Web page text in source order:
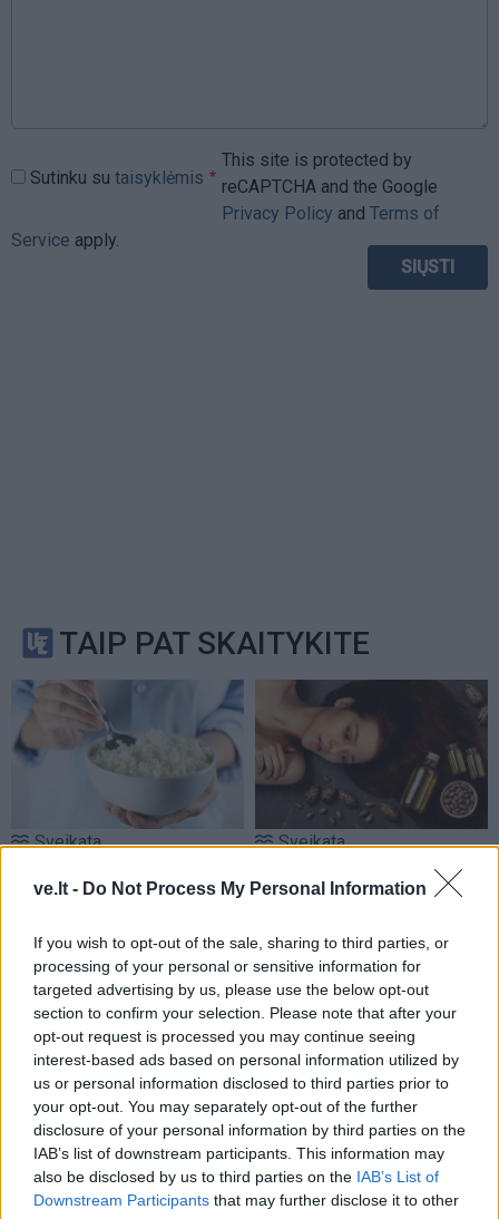
ve.lt - Do Not Process My Personal Information
If you wish to opt-out of the sale, sharing to third parties, or
processing of your personal or sensitive information for
targeted advertising by us, please use the below opt-out
section to confirm your selection. Please note that after your
opt-out request is processed you may continue seeing
interest-based ads based on personal information utilized by
us or personal information disclosed to third parties prior to
your opt-out. You may separately opt-out of the further
disclosure of your personal information by third parties on the
IAB’s list of downstream participants. This information may
also be disclosed by us to third parties on the IAB’s List of
Downstream Participants that may further disclose it to other
Sutinku su taisyklėmis
This site is protected by
reCAPTCHA and the Google
Privacy Policy and Terms of
Service apply.
TAIP PAT SKAITYKITE
Sveikata
geriausias pasirinkimas
siūlo specialistai?
Sveikata
Kaip ricinos aliejus veikia
plaukus: tyrimai paaiškina
naudą
Sveikata
Vėžiu sergančiai britei
pirmai pasaulyje taikytas
Sveikata
Nuo lapkričio daliai
pacientų pagalbą teiks